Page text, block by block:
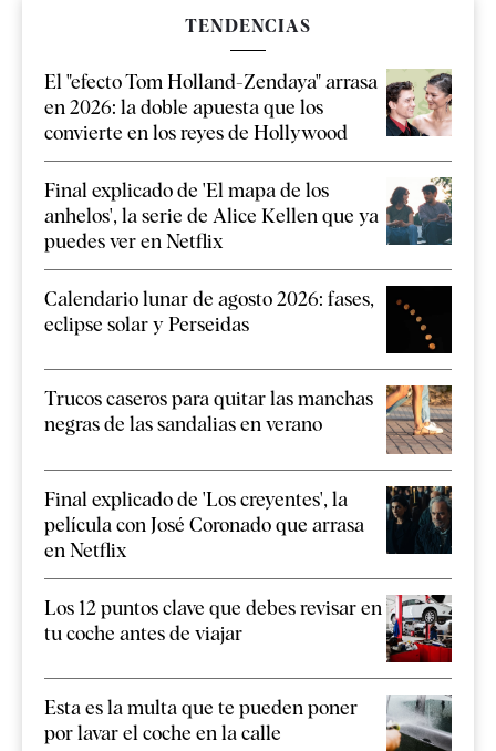
TENDENCIAS
El "efecto Tom Holland-Zendaya" arrasa
en 2026: la doble apuesta que los
convierte en los reyes de Hollywood
Final explicado de 'El mapa de los
anhelos', la serie de Alice Kellen que ya
puedes ver en Netflix
Calendario lunar de agosto 2026: fases,
eclipse solar y Perseidas
Trucos caseros para quitar las manchas
negras de las sandalias en verano
Final explicado de 'Los creyentes', la
película con José Coronado que arrasa
en Netflix
Los 12 puntos clave que debes revisar en
tu coche antes de viajar
Esta es la multa que te pueden poner
por lavar el coche en la calle